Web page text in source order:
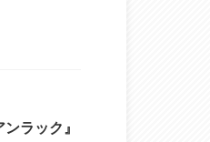
ラック』